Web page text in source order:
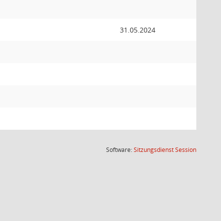
31.05.2024
Software:SitzungsdienstSession(Wird in